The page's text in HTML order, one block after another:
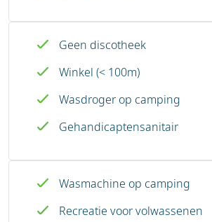
Geen discotheek
Winkel (< 100m)
Wasdroger op camping
Gehandicaptensanitair
Wasmachine op camping
Recreatie voor volwassenen